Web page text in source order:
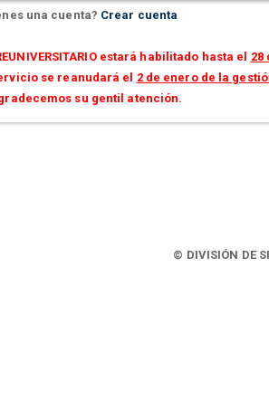
una cuenta? Crear cuenta
estará habilitado hasta el 28
se reanudará el 2 de enero de la
su gentil atención.
© DIVISIÓN DE